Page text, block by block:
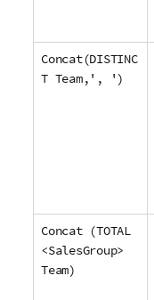
Concat(DISTINC
T Team,', ')
Concat (TOTAL
<SalesGroup>
Team)